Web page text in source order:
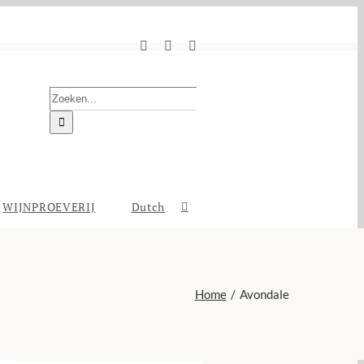
FacebookInstagram
Zoeken
naar:
WIJNPROEVERIJ Dutch
Home Avondale